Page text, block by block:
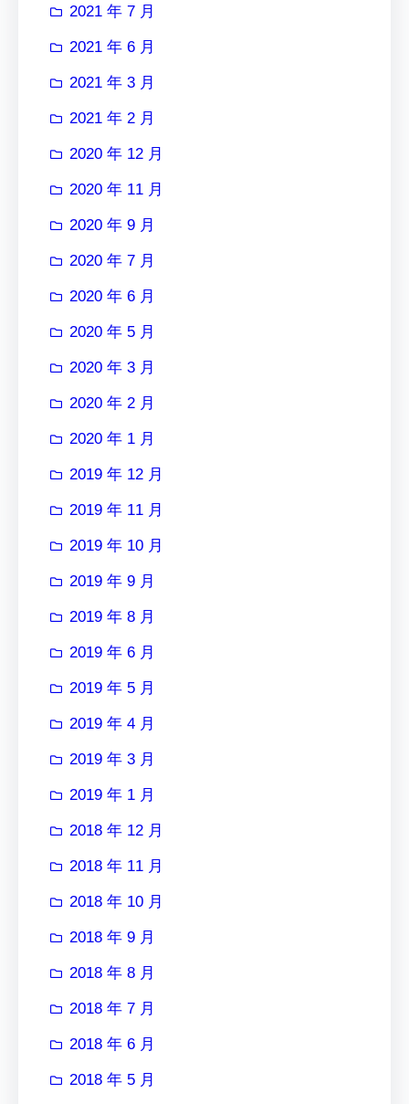
2021 年 7 月
2021 年 6 月
2021 年 3 月
2021 年 2 月
2020 年 12 月
2020 年 11 月
2020 年 9 月
2020 年 7 月
2020 年 6 月
2020 年 5 月
2020 年 3 月
2020 年 2 月
2020 年 1 月
2019 年 12 月
2019 年 11 月
2019 年 10 月
2019 年 9 月
2019 年 8 月
2019 年 6 月
2019 年 5 月
2019 年 4 月
2019 年 3 月
2019 年 1 月
2018 年 12 月
2018 年 11 月
2018 年 10 月
2018 年 9 月
2018 年 8 月
2018 年 7 月
2018 年 6 月
2018 年 5 月